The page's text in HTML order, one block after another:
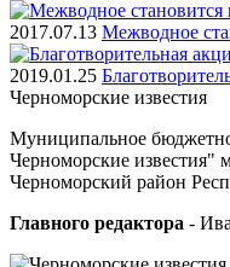
2017.07.13 Межводное
2019.01.25
Черноморские известия
Муниципальное
Черноморские известия"
Черноморский район
Главного редактора -